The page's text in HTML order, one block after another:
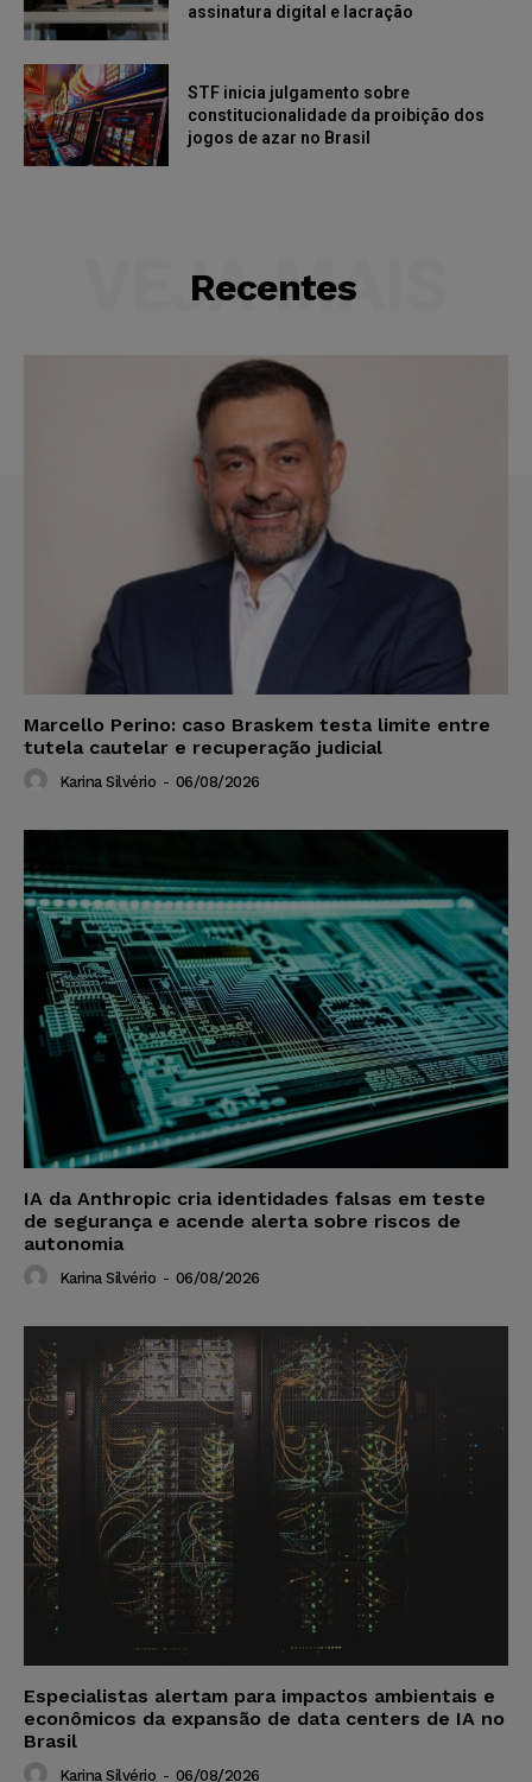
assinatura digital e lacração
STF inicia julgamento sobre
constitucionalidade da proibição dos
jogos de azar no Brasil
Recentes
VEJA MAIS
Marcello Perino: caso Braskem testa limite entre
tutela cautelar e recuperação judicial
Karina Silvério - 06/08/2026
IA da Anthropic cria identidades falsas em teste
de segurança e acende alerta sobre riscos de
autonomia
Karina Silvério - 06/08/2026
Especialistas alertam para impactos ambientais e
econômicos da expansão de data centers de IA no
Brasil
Karina Silvério - 06/08/2026